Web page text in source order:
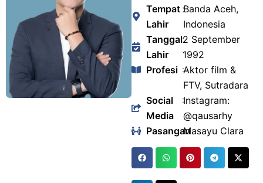
Tempat
Lahir
:Banda Aceh,
Indonesia
Tanggal
Lahir
:2 September
1992
Profesi :Aktor film &
FTV, Sutradara
Social
Media
:Instagram:
@qausarhy
Pasangan
:Masayu Clara